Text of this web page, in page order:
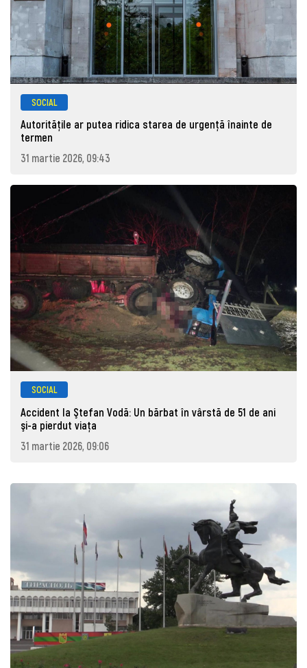
SOCIAL
Autoritățile ar putea ridica starea de urgență înainte de
termen
31 martie 2026, 09:43
SOCIAL
Accident la Ştefan Vodă: Un bărbat în vârstă de 51 de ani
şi-a pierdut viaţa
31 martie 2026, 09:06